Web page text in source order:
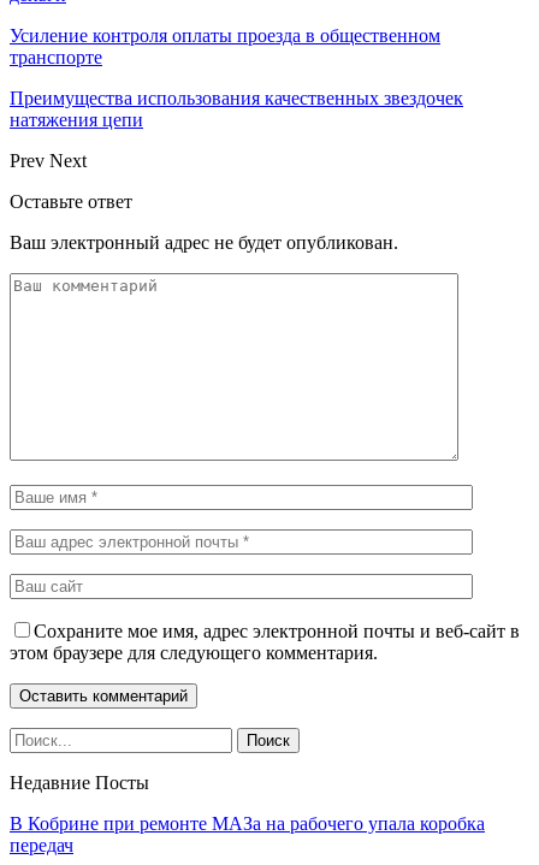
Усиление контроля оплаты проезда в общественном
транспорте
Преимущества использования качественных звездочек
натяжения цепи
Prev Next
Оставьте ответ
Ваш электронный адрес не будет опубликован.
Сохраните мое имя, адрес электронной почты и веб-сайт в
этом браузере для следующего комментария.
Недавние Посты
В Кобрине при ремонте МАЗа на рабочего упала коробка
передач